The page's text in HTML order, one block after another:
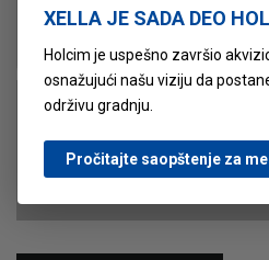
XELLA JE SADA DEO
Holcim je uspešno završio
osnažujući našu viziju da
održivu gradnju.
Pročitajte saopštenje za